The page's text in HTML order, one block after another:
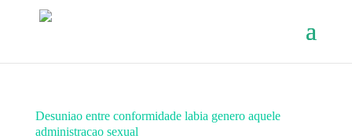
Desuniao entre conformidade labia genero aquele
administracao sexual